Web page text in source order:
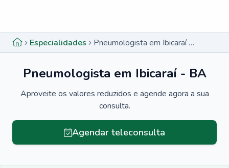
Especialidades Pneumologista em Ibicaraí - BA
Pneumologista em Ibicaraí - BA
Aproveite os valores reduzidos e agende agora a sua
consulta.
Agendar teleconsulta